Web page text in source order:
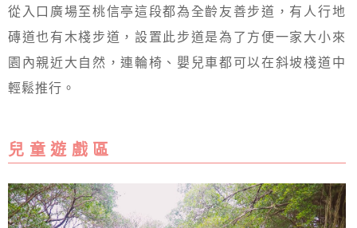
從入口廣場至桃信亭這段都為全齡友善步道，有人行地
磚道也有木棧步道，設置此步道是為了方便一家大小來
園內親近大自然，連輪椅、嬰兒車都可以在斜坡棧道中
輕鬆推行。
兒 童 遊 戲 區